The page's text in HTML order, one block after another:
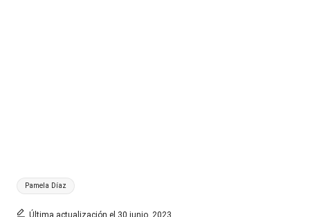
Etiquetas:
Pamela Díaz
Última actualización el 30 junio, 2023